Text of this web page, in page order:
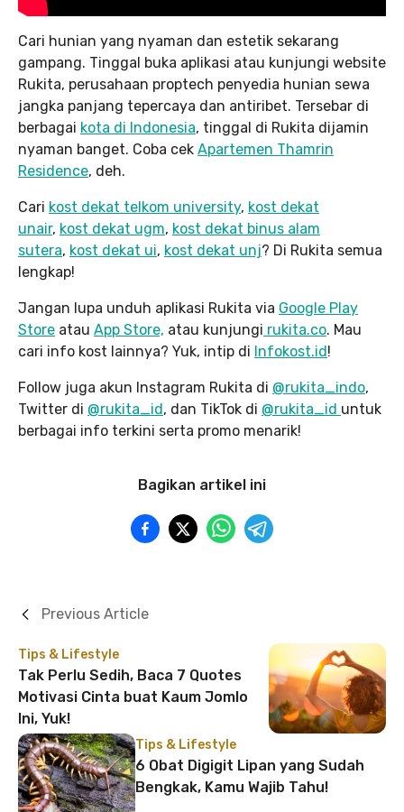
Cari hunian yang nyaman dan estetik sekarang
gampang. Tinggal buka aplikasi atau kunjungi website
Rukita, perusahaan proptech penyedia hunian sewa
jangka panjang tepercaya dan antiribet. Tersebar di
berbagai kota di Indonesia, tinggal di Rukita dijamin
nyaman banget. Coba cek Apartemen Thamrin
Residence, deh.
Cari kost dekat telkom university, kost dekat
unair, kost dekat ugm, kost dekat binus alam
sutera, kost dekat ui, kost dekat unj? Di Rukita semua
lengkap!
Jangan lupa unduh aplikasi Rukita via Google Play
Store atau App Store, atau kunjungi rukita.co. Mau
cari info kost lainnya? Yuk, intip di Infokost.id!
Follow juga akun Instagram Rukita di @rukita_indo,
Twitter di @rukita_id, dan TikTok di @rukita_id untuk
berbagai info terkini serta promo menarik!
Bagikan artikel ini
Tips & Lifestyle
Tak Perlu Sedih, Baca 7 Quotes
Motivasi Cinta buat Kaum Jomlo
Ini, Yuk!
Previous Article
Tips & Lifestyle
6 Obat Digigit Lipan yang Sudah
Bengkak, Kamu Wajib Tahu!